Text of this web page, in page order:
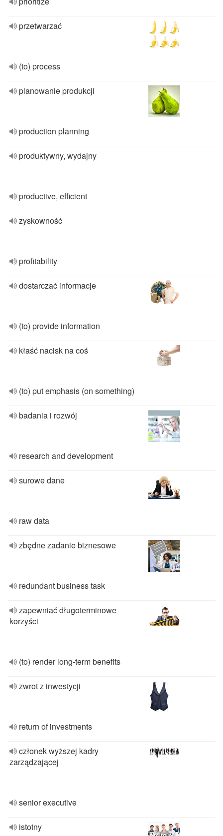
przetwarzać
(to) process
planowanie produkcji
production planning
produktywny, wydajny
productive, efficient
zyskowność
profitability
dostarczać informacje
(to) provide information
kłaść nacisk na coś
(to) put emphasis (on something)
badania i rozwój
research and development
surowe dane
raw data
zbędne zadanie biznesowe
redundant business task
zapewniać długoterminowe
korzyści
(to) render long-term benefits
zwrot z inwestycji
return of investments
członek wyższej kadry
zarządzającej
senior executive
istotny